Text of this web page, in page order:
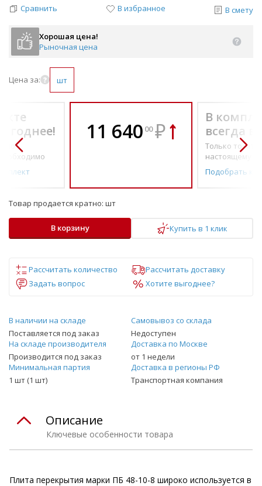
Сравнить В избранное В смету
Хорошая цена!
Рыночная цена
Цена за: шт
по-
11 640 00 ₽
В
всегда
Только то, что
настоящему
Подобрать
Товар продается кратно: шт
В корзину Купить в 1 клик
Рассчитать количество
Рассчитать доставку
Задать вопрос
Хотите выгоднее?
В наличии на складе
Поставляется под заказ
Самовывоз со склада
Недоступен
На складе производителя
Производится под заказ
Доставка по Москве
от 1 недели
Минимальная партия
1 шт (1 шт)
Доставка в регионы РФ
Транспортная компания
Ключевые особенности товара
Описание
Плита перекрытия марки ПБ 48-10-8 широко используется в